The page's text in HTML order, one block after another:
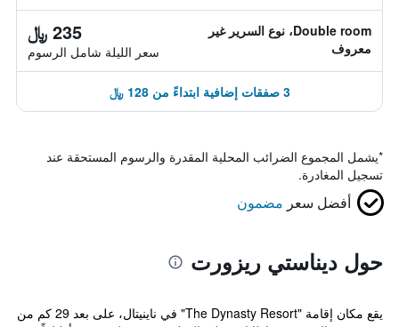
Double room، نوع السرير غير
معروف
235 ﷼
سعر الليلة شامل الرسوم
3 صفقات إضافية ابتداءً من 128 ﷼
*يشمل المجموع الضرائب المحلية المقدرة والرسوم المستحقة عند
تسجيل المغادرة.
أفضل سعر مضمون
حول ديناستي ريزورت
يقع مكان إقامة "The Dynasty Resort" في ناينيتال، على بعد 29 كم من